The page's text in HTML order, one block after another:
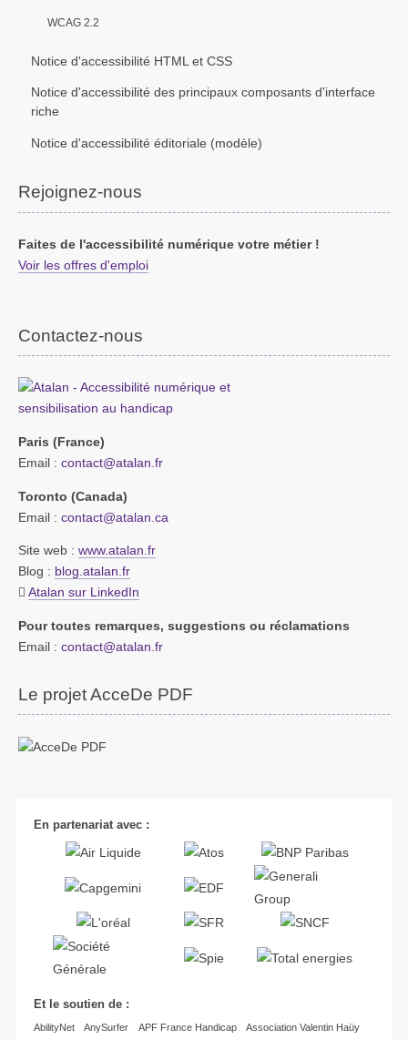
WCAG 2.2
Notice d'accessibilité HTML et CSS
Notice d'accessibilité des principaux composants d'interface
riche
Notice d'accessibilité éditoriale (modèle)
Rejoignez-nous
Faites de l'accessibilité numérique votre métier !
Voir les offres d'emploi
Contactez-nous
Paris (France)
Email : contact@atalan.fr
Toronto (Canada)
Email : contact@atalan.ca
Site web : www.atalan.fr
Blog : blog.atalan.fr
Atalan sur LinkedIn
Pour toutes remarques, suggestions ou réclamations
Email : contact@atalan.fr
Le projet AcceDe PDF
En partenariat avec :
Et le soutien de :
AbilityNet AnySurfer APF France Handicap
Association Valentin Haüy